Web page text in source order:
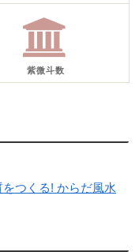
紫微斗数
つくる! からだ風水